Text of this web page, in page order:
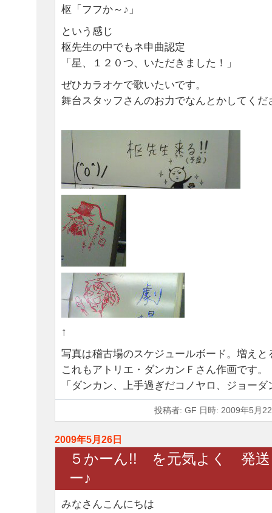
枢「フフか～♪」
という感じ
枢先生の中でもネ申曲認定
「星、１２０つ、いただきました！」
ぜひカラオケで歌いたいです。
舞台スタッフさんのお力でなんとかしてくだ
↑
写真は稽古場のスケジュールボード。増えと
これもアトリエ・ダンカンＦさん作画です。
「ダンカン、上手過ぎだコノヤロ、ジョー
投稿者: GF 日時: 2009年5月
2009年5月26日
５かーん!! を元気よく 発送
ー♪
みなさんこんにちは